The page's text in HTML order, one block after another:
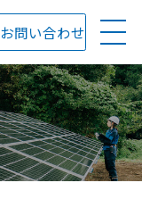
お問い合わせ